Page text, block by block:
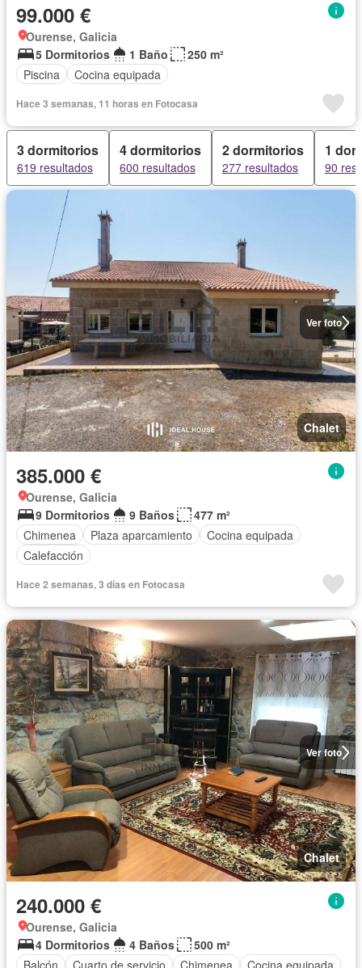
99.000 €
Ourense, Galicia
5 Dormitorios
1 Baño
250 m²
Piscina
Cocina equipada
Hace 3 semanas, 11 horas en Fotocasa
3 dormitorios
619 resultados
4 dormitorios
600 resultados
2 dormitorios
277 resultados
1
90
Ver foto
Chalet
385.000 €
Ourense, Galicia
9 Dormitorios
9 Baños
477 m²
Chimenea
Plaza aparcamiento
Cocina equipada
Calefacción
Hace 2 semanas, 3 días en Fotocasa
Ver foto
Chalet
240.000 €
Ourense, Galicia
4 Dormitorios
4 Baños
500 m²
Balcón
Cuarto de servicio Chimenea
Cocina equipada